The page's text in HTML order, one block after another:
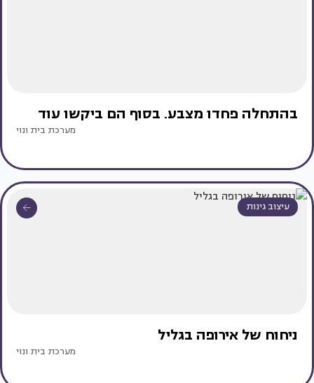
בהתחלה פחדו מצבע. בסוף הם ביקשו עוד
מערכת בית ונוי
עיצוב גינות
ניחוח של אירופה בגליל
מערכת בית ונוי